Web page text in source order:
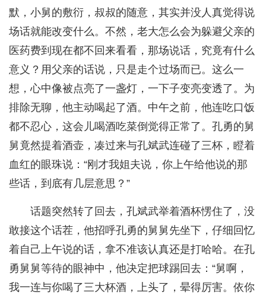
默，小舅的敷衍，叔叔的随意，其实并没人真觉得说
场话就能改变什么。不然，老大怎么会为躲避父亲的
医药费到现在都不回来看看，那场说话，究竟有什么
意义？用父亲的话说，只是走个过场而已。这么一
想，心中像被点亮了一盏灯，一下子变亮变透了。为
排除无聊，他主动喝起了酒。中午之前，他连吃口饭
都不忍心，这会儿喝酒吃菜倒觉得正常了。孔勇的舅
舅竟然提着酒壶，凑过来与孔斌武连碰了三杯，瞪着
血红的眼珠说：“刚才我姐夫说，你上午给他说的那
些话，到底有几层意思？”
话题突然转了回去，孔斌武举着酒杯愣住了，没
敢接这个话茬，他招呼孔勇的舅舅先坐下，仔细回忆
着自己上午说的话，拿不准该认真还是打哈哈。在孔
勇舅舅等待的眼神中，他决定把球踢回去：“舅啊，
我一连与你喝了三大杯酒，上头了，晕得厉害。依你